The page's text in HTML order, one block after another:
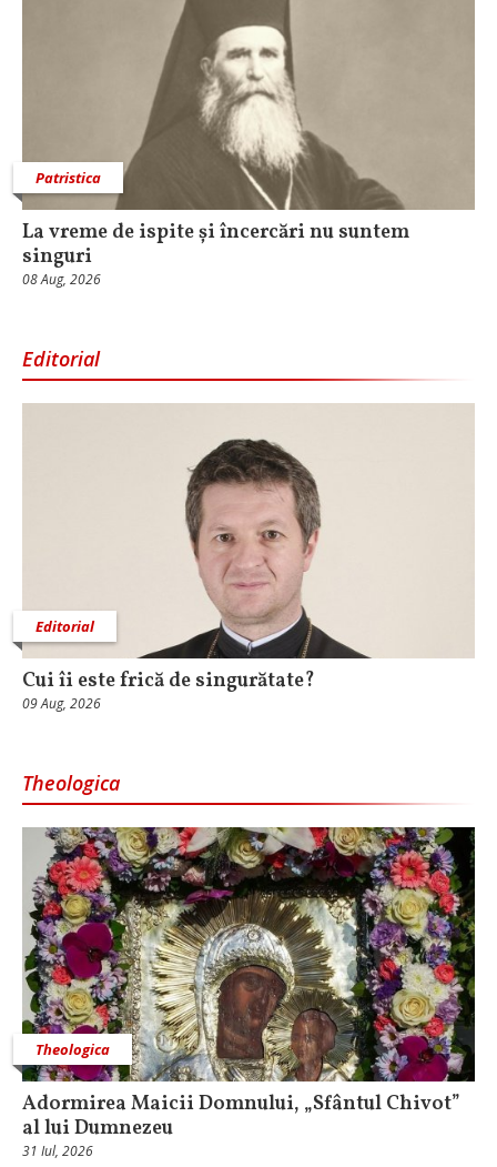
Patristica
La vreme de ispite și încercări nu suntem
singuri
08 Aug, 2026
Editorial
Editorial
Cui îi este frică de singurătate?
09 Aug, 2026
Theologica
Theologica
Adormirea Maicii Domnului, „Sfântul Chivot”
al lui Dumnezeu
31 Iul, 2026